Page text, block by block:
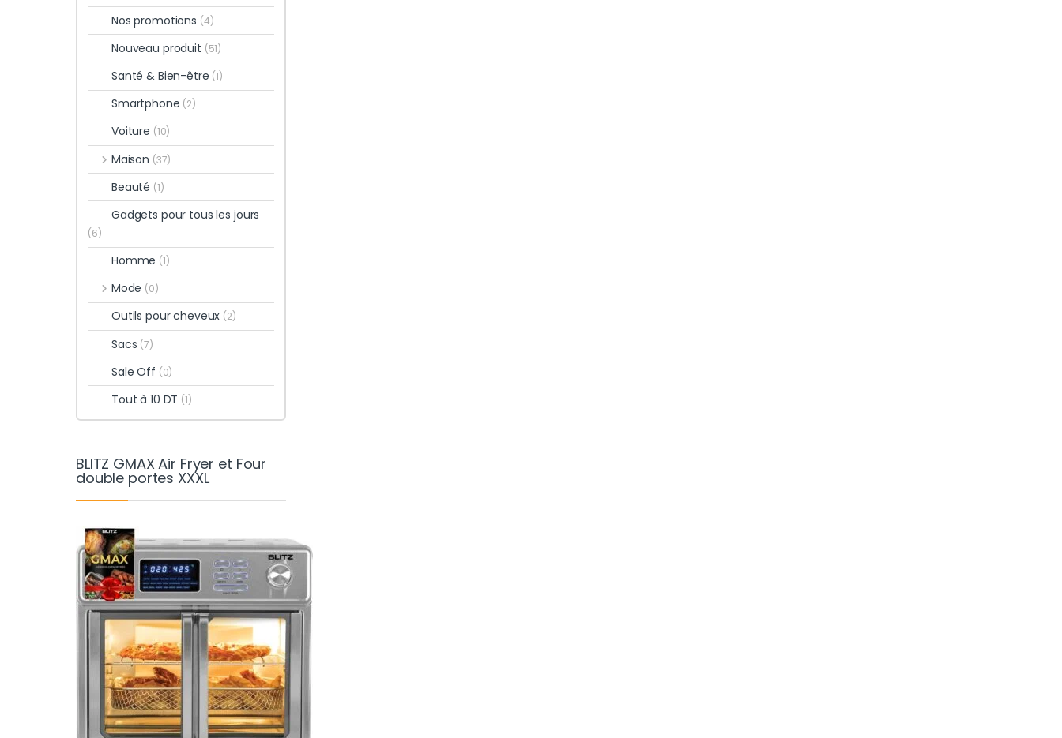
Nos promotions (4)
Nouveau produit (51)
Santé & Bien-être (1)
Smartphone (2)
Voiture (10)
Maison (37)
Beauté (1)
Gadgets pour tous les jours
(6)
Homme (1)
Mode (0)
Outils pour cheveux (2)
Sacs (7)
Sale Off (0)
Tout à 10 DT (1)
BLITZ GMAX Air Fryer et Four
double portes XXXL